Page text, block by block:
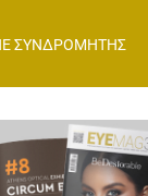
ΣΥΝΔΡΟΜΗΤΗΣ